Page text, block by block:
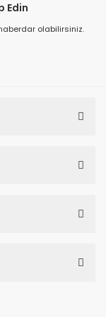
Edin
olabilirsiniz.